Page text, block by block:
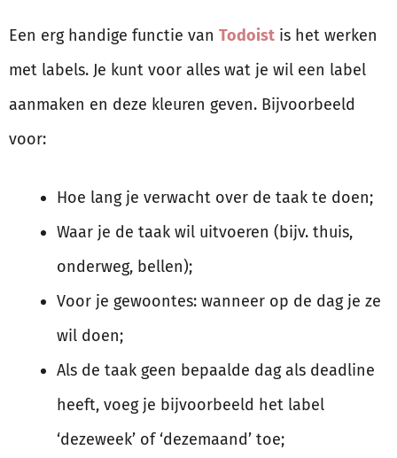
Een erg handige functie van Todoist is het werken
met labels. Je kunt voor alles wat je wil een label
aanmaken en deze kleuren geven. Bijvoorbeeld
voor:
Hoe lang je verwacht over de taak te doen;
Waar je de taak wil uitvoeren (bijv. thuis,
onderweg, bellen);
Voor je gewoontes: wanneer op de dag je ze
wil doen;
Als de taak geen bepaalde dag als deadline
heeft, voeg je bijvoorbeeld het label
‘dezeweek’ of ‘dezemaand’ toe;